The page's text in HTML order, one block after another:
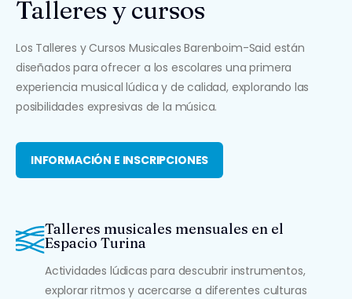
Talleres y cursos
Los Talleres y Cursos Musicales Barenboim-Said están
diseñados para ofrecer a los escolares una primera
experiencia musical lúdica y de calidad, explorando las
posibilidades expresivas de la música.
INFORMACIÓN E INSCRIPCIONES
Talleres musicales mensuales en el
Espacio Turina
Actividades lúdicas para descubrir instrumentos,
explorar ritmos y acercarse a diferentes culturas